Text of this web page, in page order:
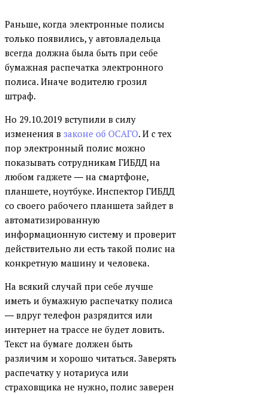
Раньше, когда электронные полисы
только появились, у автовладельца
всегда должна была быть при себе
бумажная распечатка электронного
полиса. Иначе водителю грозил
штраф.
Но 29.10.2019 вступили в силу
изменения в законе об ОСАГО. И с тех
пор электронный полис можно
показывать сотрудникам ГИБДД на
любом гаджете ― на смартфоне,
планшете, ноутбуке. Инспектор ГИБДД
со своего рабочего планшета зайдет в
автоматизированную
информационную систему и проверит
действительно ли есть такой полис на
конкретную машину и человека.
На всякий случай при себе лучше
иметь и бумажную распечатку полиса
― вдруг телефон разрядится или
интернет на трассе не будет ловить.
Текст на бумаге должен быть
различим и хорошо читаться. Заверять
распечатку у нотариуса или
страховщика не нужно, полис заверен